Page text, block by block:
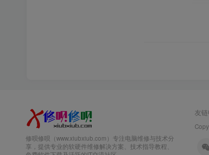
修呗修呗（www.xiubxiub.com）专注电脑维修与技术分
享，提供专业的软硬件维修解决方案、技术指导教程、
友